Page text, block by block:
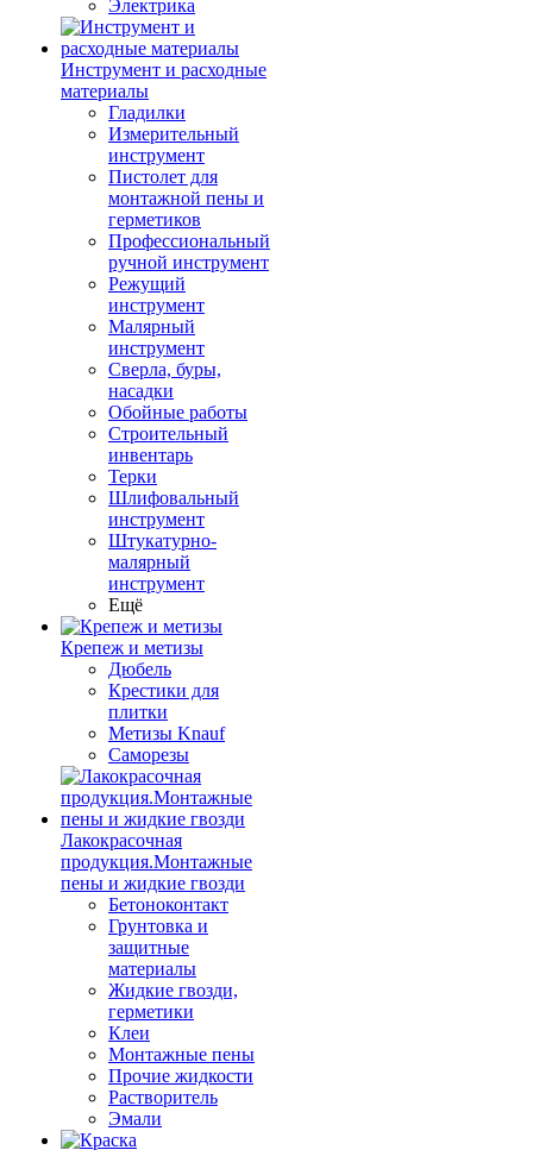
Электрика
Инструмент и расходные
материалы
Гладилки
Измерительный
инструмент
Пистолет для
монтажной пены и
герметиков
Профессиональный
ручной инструмент
Режущий
инструмент
Малярный
инструмент
Сверла, буры,
насадки
Обойные работы
Строительный
инвентарь
Терки
Шлифовальный
инструмент
Штукатурно-
малярный
инструмент
Ещё
Крепеж и метизы
Дюбель
Крестики для
плитки
Метизы Knauf
Саморезы
Лакокрасочная
продукция.Монтажные
пены и жидкие гвозди
Бетоноконтакт
Грунтовка и
защитные
материалы
Жидкие гвозди,
герметики
Клеи
Монтажные пены
Прочие жидкости
Растворитель
Эмали